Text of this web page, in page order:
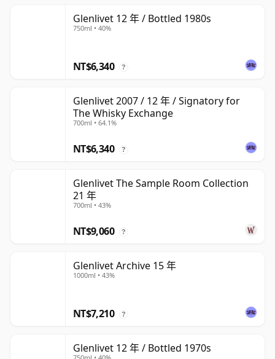
Glenlivet 12 年 / Bottled 1980s
750ml • 40%
NT$6,340 ?
Glenlivet 2007 / 12 年 / Signatory for
The Whisky Exchange
700ml • 64.1%
NT$6,340 ?
Glenlivet The Sample Room Collection
21 年
700ml • 43%
NT$9,060 ?
Glenlivet Archive 15 年
1000ml • 43%
NT$7,210 ?
Glenlivet 12 年 / Bottled 1970s